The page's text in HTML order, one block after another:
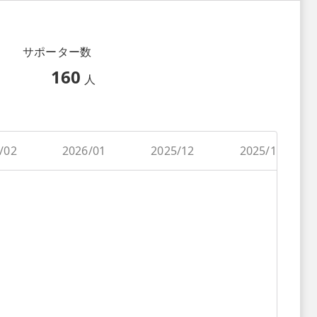
サポーター数
160 人
02 2026/01 2025/12 2025/11